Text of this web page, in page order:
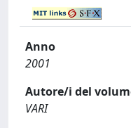
Anno
2001
Autore/i del
VARI